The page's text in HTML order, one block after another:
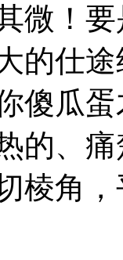
微！
的仕
傻瓜
的、
棱角